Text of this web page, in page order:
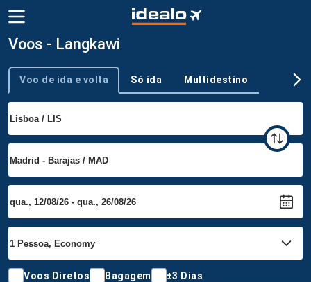
Voos - Langkawi
Tipo de viagem
Voo de ida e volta Só ida Multidestino
Voos Diretos Bagagem ±3 Dias